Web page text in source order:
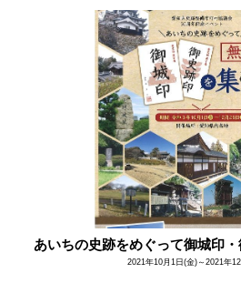
あいちの史跡をめぐって御城印・
2021年10月1日(金)～2021年